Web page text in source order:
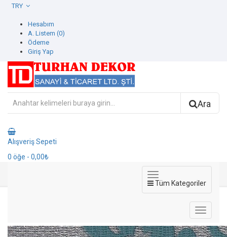
Hesabım
A. Listem (0)
Ödeme
Giriş Yap
Ara
Alışveriş Sepeti
0 öğe - 0,00₺
Tüm Kategoriler